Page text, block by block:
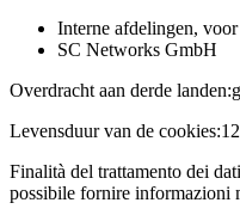
Interne afdelingen,
SC Networks GmbH
Overdracht aan derde landen:
Levensduur van de cookies:
Finalità del trattamento dei
possibile fornire informazioni